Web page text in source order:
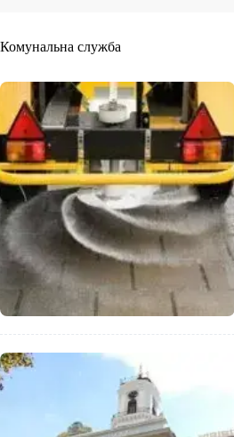
Комунальна служба